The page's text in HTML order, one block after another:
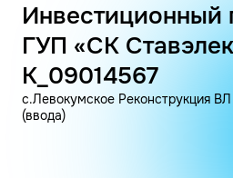
Инвестиционный
ГУП «СК
K_09014567
с.Левокумское Реконструкция
(ввода)